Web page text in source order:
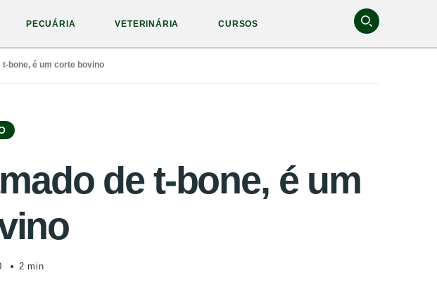
PECUÁRIA VETERINÁRIA CURSOS
bone, é um corte bovino
de t-bone, é um
2 min